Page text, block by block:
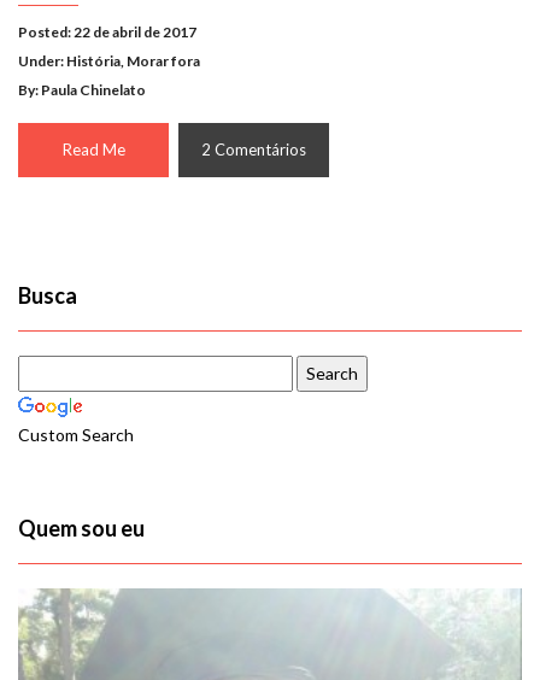
Posted: 22 de abril de 2017
Under: História, Morar fora
By: Paula Chinelato
Read Me 2 Comentários
Busca
Custom Search
Quem sou eu